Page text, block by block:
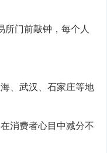
所门前敲钟，每个人
、武汉、石家庄等地
消费者心目中减分不